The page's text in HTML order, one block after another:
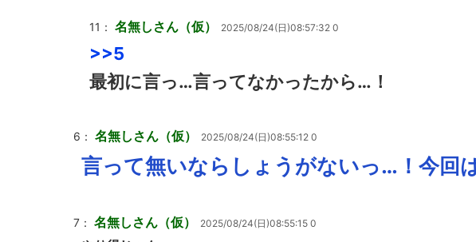
11： 名無しさん（仮） 2025/08/24(日)08:57:32 0
>>5
最初に言っ…言ってなかったから…！
6： 名無しさん（仮） 2025/08/24(日)08:55:12 0
言って無いならしょうがないっ…！今回
7： 名無しさん（仮） 2025/08/24(日)08:55:15 0